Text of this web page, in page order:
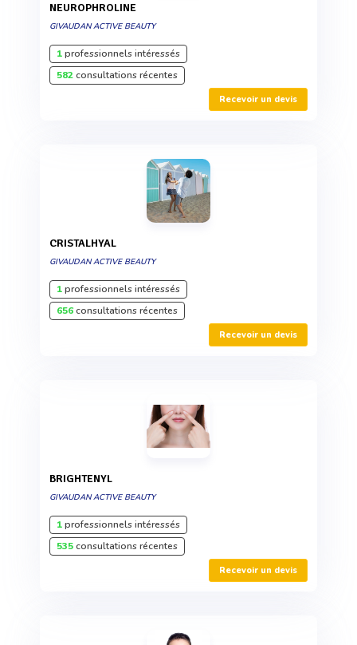
NEUROPHROLINE
GIVAUDAN ACTIVE BEAUTY
1professionnels intéressés
582consultations récentes
Recevoir un devis
CRISTALHYAL
GIVAUDAN ACTIVE BEAUTY
1professionnels intéressés
656consultations récentes
Recevoir un devis
BRIGHTENYL
GIVAUDAN ACTIVE BEAUTY
1professionnels intéressés
535consultations récentes
Recevoir un devis